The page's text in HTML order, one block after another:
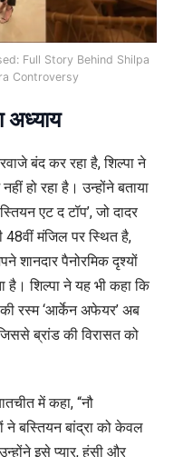
Full Story Behind Shilpa
Controversy
अध्याय
बंद कर रहा है, शिल्पा ने
हो रहा है। उन्होंने बताया
एट द टॉप’, जो दादर
48वीं मंजिल पर स्थित है,
शानदार पैनोरमिक दृश्यों
शिल्पा ने यह भी कहा कि
रस्म ‘आर्केन अफेयर’ अब
ब्रांड की विरासत को
में कहा, “नौ
ने बस्तियन बांद्रा को केवल
इसे प्यार, हंसी और